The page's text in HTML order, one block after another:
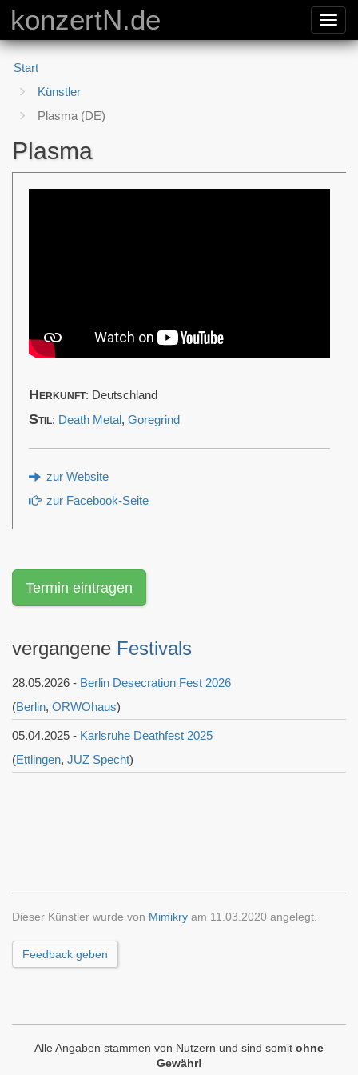
konzertN.de
Start
Künstler
Plasma (DE)
Plasma
Herkunft: Deutschland
Stil: Death Metal , Goregrind
zur Website
zur Facebook-Seite
Termin eintragen
vergangene Festivals
28.05.2026 - Berlin Desecration Fest 2026
(Berlin, ORWOhaus)
05.04.2025 - Karlsruhe Deathfest 2025
(Ettlingen, JUZ Specht)
Dieser Künstler wurde von Mimikry am 11.03.2020 angelegt.
Feedback geben
Alle Angaben stammen von Nutzern und sind somit ohne
Gewähr!